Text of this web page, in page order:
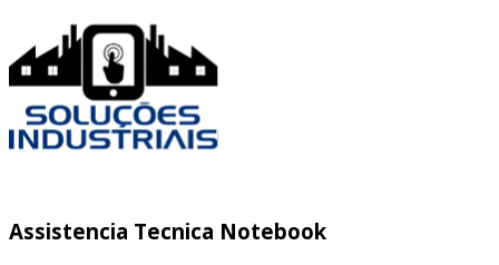
Assistencia Tecnica Notebook